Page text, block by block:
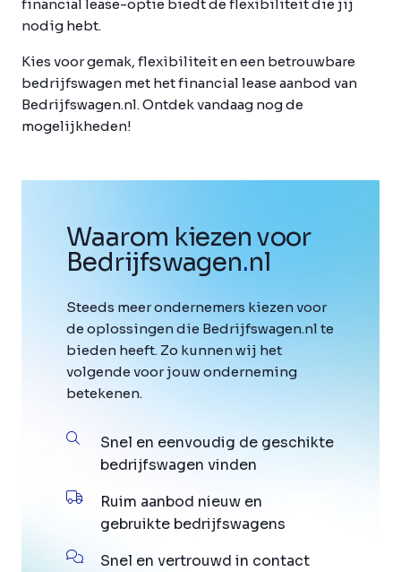
financial lease-optie biedt de flexibiliteit die jij
nodig hebt.
Kies voor gemak, flexibiliteit en een betrouwbare
bedrijfswagen met het financial lease aanbod van
Bedrijfswagen.nl. Ontdek vandaag nog de
mogelijkheden!
Waarom kiezen voor
Bedrijfswagen.nl
Steeds meer ondernemers kiezen voor
de oplossingen die Bedrijfswagen.nl te
bieden heeft. Zo kunnen wij het
volgende voor jouw onderneming
betekenen.
Snel en eenvoudig de geschikte
bedrijfswagen vinden
Ruim aanbod nieuw en
gebruikte bedrijfswagens
Snel en vertrouwd in contact